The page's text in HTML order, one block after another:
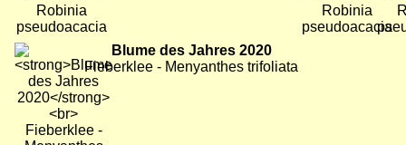
Bild
Blume des Jahres 2020
Fieberklee - Menyanthes trifoliata